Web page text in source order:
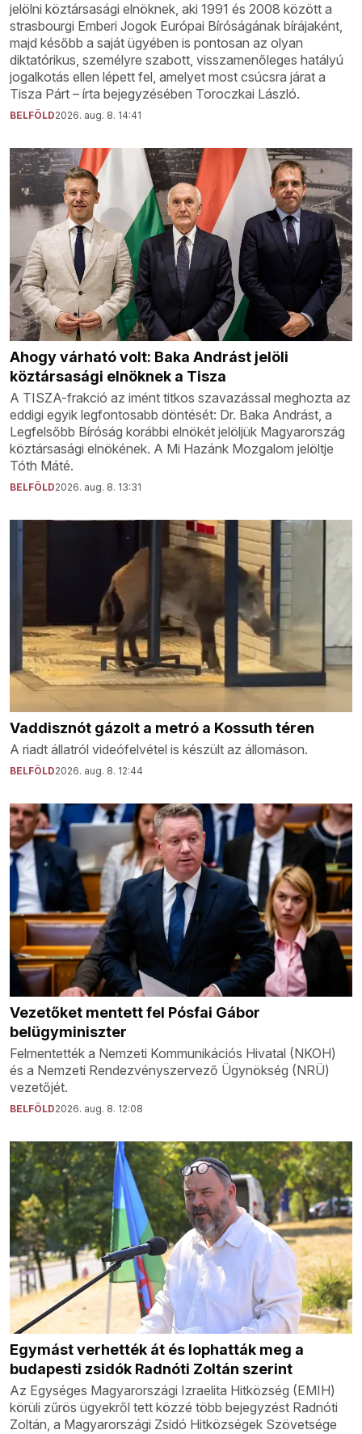
jelölni köztársasági elnöknek, aki 1991 és 2008 között a
strasbourgi Emberi Jogok Európai Bíróságának bírájaként,
majd később a saját ügyében is pontosan az olyan
diktatórikus, személyre szabott, visszamenőleges hatályú
jogalkotás ellen lépett fel, amelyet most csúcsra járat a
Tisza Párt – írta bejegyzésében Toroczkai László.
BELFÖLD2026. aug. 8. 14:41
Ahogy várható volt: Baka Andrást jelöli
köztársasági elnöknek a Tisza
A TISZA-frakció az imént titkos szavazással meghozta az
eddigi egyik legfontosabb döntését: Dr. Baka Andrást, a
Legfelsőbb Bíróság korábbi elnökét jelöljük Magyarország
köztársasági elnökének. A Mi Hazánk Mozgalom jelöltje
Tóth Máté.
BELFÖLD2026. aug. 8. 13:31
Vaddisznót gázolt a metró a Kossuth téren
A riadt állatról videófelvétel is készült az állomáson.
BELFÖLD2026. aug. 8. 12:44
Vezetőket mentett fel Pósfai Gábor
belügyminiszter
Felmentették a Nemzeti Kommunikációs Hivatal (NKOH)
és a Nemzeti Rendezvényszervező Ügynökség (NRÜ)
vezetőjét.
BELFÖLD2026. aug. 8. 12:08
Egymást verhették át és lophatták meg a
budapesti zsidók Radnóti Zoltán szerint
Az Egységes Magyarországi Izraelita Hitközség (EMIH)
körüli zűrös ügyekről tett közzé több bejegyzést Radnóti
Zoltán, a Magyarországi Zsidó Hitközségek Szövetsége